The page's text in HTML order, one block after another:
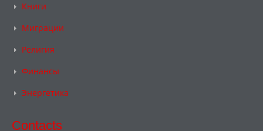
Книги
Миграции
Религия
Финансы
Энергетика
Contacts